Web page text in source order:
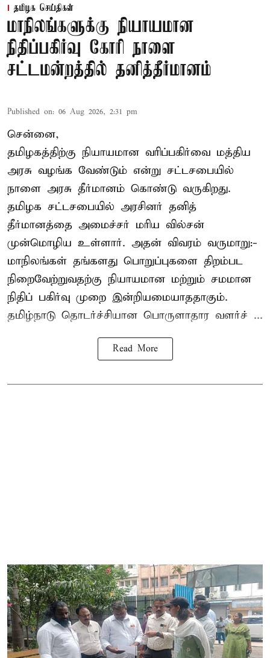
தமிழக செய்திகள்
மாநிலங்களுக்கு நியாயமான
நிதிப்பகிர்வு கோரி நாளை
சட்டமன்றத்தில் தனித்தீர்மானம்
Published on: 06 Aug 2026, 2:31 pm
சென்னை,
தமிழகத்திற்கு நியாயமான வரிப்பகிர்வை மத்திய
அரசு வழங்க வேண்டும் என்று சட்டசபையில்
நாளை அரசு தீர்மானம் கொண்டு வருகிறது.
தமிழக சட்டசபையில் அரசினர் தனித்
தீர்மானத்தை அமைச்சர் மரிய வில்சன்
முன்மொழிய உள்ளார். அதன் விவரம் வருமாறு:-
மாநிலங்கள் தங்களது பொறுப்புகளை திறம்பட
நிறைவேற்றுவதற்கு நியாயமான மற்றும் சமமான
நிதிப் பகிர்வு முறை இன்றியமையாததாகும்.
தமிழ்நாடு தொடர்ச்சியான பொருளாதார வளர்ச் ...
Read More